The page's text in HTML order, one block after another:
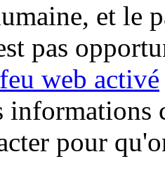
et le
pas
web activé
informations
pour